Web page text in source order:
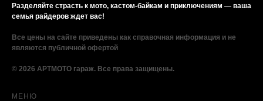
Разделяйте страсть к мото, кастом-байкам и приключениям — ваша
семья райдеров ждет вас!
Все цены на сайте приведены как справочная информация и не
являются публичной офертой
© 2026 АРТМОТО гараж. Все права защищены.
МЕНЮ